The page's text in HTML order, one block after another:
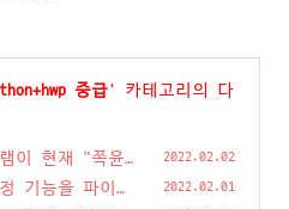
중급' 카테고리의 다
이 현재 "쪽윤
정하는 방법
2022.02.02
기능을 파이썬
2022.02.01